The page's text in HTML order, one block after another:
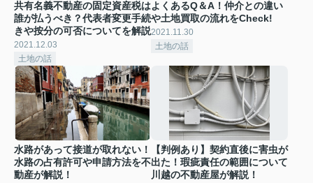
共有名義不動産の固定資産税は
誰が払うべき？代表者変更手続
きや按分の可否についてを解説
2021.12.03
土地の話
よくあるQ＆A！仲介との違い
や土地買取の流れをCheck!
2021.11.30
土地の話
水路があって接道が取れない！
水路の占有許可や申請方法を不
動産が解説！
【判例あり】契約直後に害虫が
出た！瑕疵責任の範囲について
川越の不動産屋が解説！